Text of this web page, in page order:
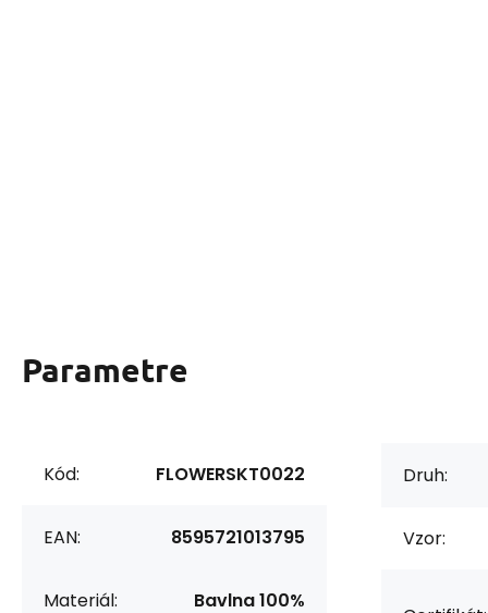
Parametre
Kód: FLOWERSKT0022
EAN: 8595721013795
Materiál: Bavlna 100%
Druh:
Vzor: